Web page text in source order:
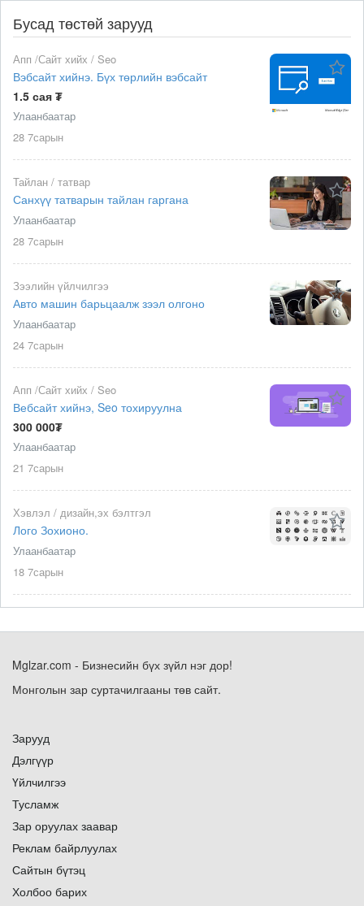
Бусад төстөй зарууд
Апп /Сайт хийх / Seo
Вэбсайт хийнэ. Бүх төрлийн вэбсайт
1.5 сая ₮
Улаанбаатар
28 7сарын
Тайлан / татвар
Санхүү татварын тайлан гаргана
Улаанбаатар
28 7сарын
Зээлийн үйлчилгээ
Авто машин барьцаалж зээл олгоно
Улаанбаатар
24 7сарын
Апп /Сайт хийх / Seo
Вебсайт хийнэ, Seo тохируулна
300 000₮
Улаанбаатар
21 7сарын
Хэвлэл / дизайн,эх бэлтгэл
Лого Зохионо.
Улаанбаатар
18 7сарын
Mglzar.com - Бизнесийн бүх зүйл нэг дор!
Монголын зар суртачилгааны төв сайт.
Зарууд
Дэлгүүр
Үйлчилгээ
Тусламж
Зар оруулах заавар
Реклам байрлуулах
Сайтын бүтэц
Холбоо барих